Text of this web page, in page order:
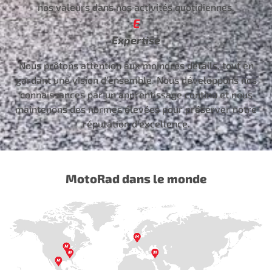
nos valeurs dans nos activités quotidiennes.
E
Expertise
Nous prêtons attention aux moindres détails, tout en
gardant une vision d’ensemble. Nous développons nos
connaissances par un apprentissage continu et nous
maintenons des normes élevées pour préserver notre
réputation d’excellence.
MotoRad dans le monde